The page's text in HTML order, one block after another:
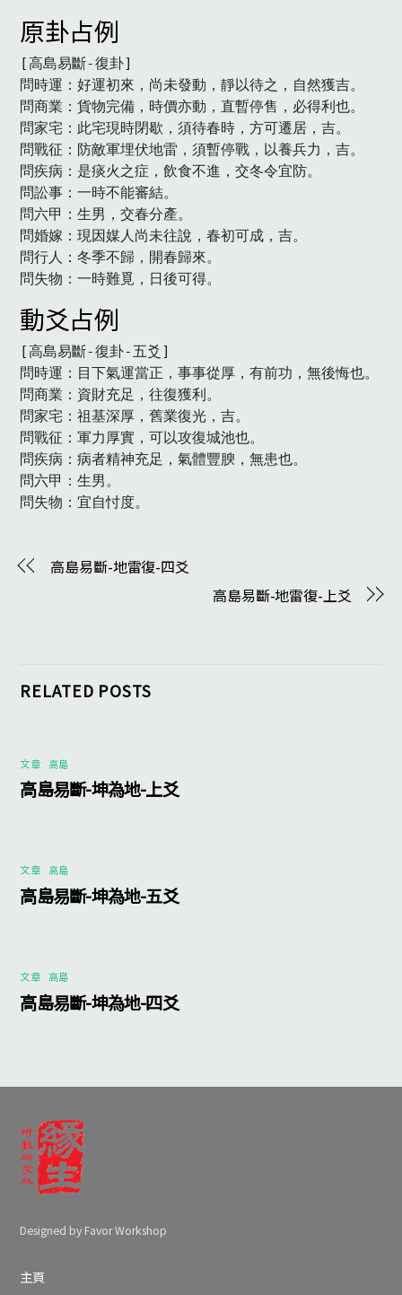
原卦占例
[高島易斷-復卦]
問時運：好運初來，尚未發動，靜以待之，自然獲吉。
問商業：貨物完備，時價亦動，直暫停售，必得利也。
問家宅：此宅現時閉歇，須待春時，方可遷居，吉。
問戰征：防敵軍埋伏地雷，須暫停戰，以養兵力，吉。
問疾病：是痰火之症，飲食不進，交冬令宜防。
問訟事：一時不能審結。
問六甲：生男，交春分產。
問婚嫁：現因媒人尚未往說，春初可成，吉。
問行人：冬季不歸，開春歸來。
問失物：一時難覓，日後可得。
動爻占例
[高島易斷-復卦-五爻]
問時運：目下氣運當正，事事從厚，有前功，無後悔也。
問商業：資財充足，往復獲利。
問家宅：祖基深厚，舊業復光，吉。
問戰征：軍力厚實，可以攻復城池也。
問疾病：病者精神充足，氣體豐腴，無患也。
問六甲：生男。
問失物：宜自忖度。
高島易斷-地雷復-四爻
高島易斷-地雷復-上爻
RELATED POSTS
文章 高島
高島易斷-坤為地-上爻
文章 高島
高島易斷-坤為地-五爻
文章 高島
高島易斷-坤為地-四爻
Designed by Favor Workshop
主頁